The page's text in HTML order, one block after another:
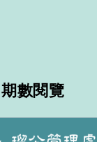
期數閱覽